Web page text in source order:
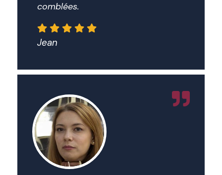
comblées.
Jean